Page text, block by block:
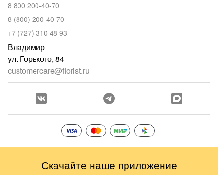
8 800 200-40-70
8 (800) 200-40-70
+7 (727) 310 48 93
Владимир
ул. Горького, 84
customercare@florist.ru
Скачайте наше приложение